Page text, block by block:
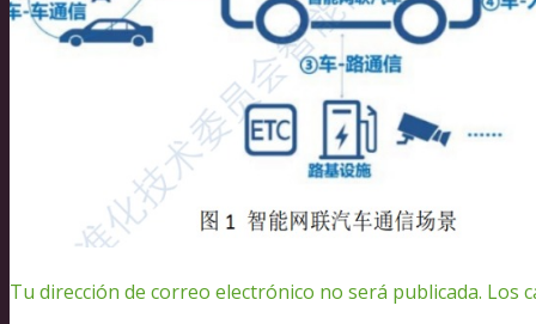
Tu dirección de correo electrónico no será publicada. Los